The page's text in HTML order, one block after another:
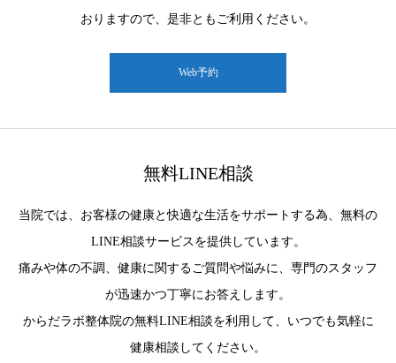
おりますので、是非ともご利用ください。
Web予約
無料LINE相談
当院では、お客様の健康と快適な生活をサポートする為、無料の
LINE相談サービスを提供しています。
痛みや体の不調、健康に関するご質問や悩みに、専門のスタッフ
が迅速かつ丁寧にお答えします。
からだラボ整体院の無料LINE相談を利用して、いつでも気軽に
健康相談してください。